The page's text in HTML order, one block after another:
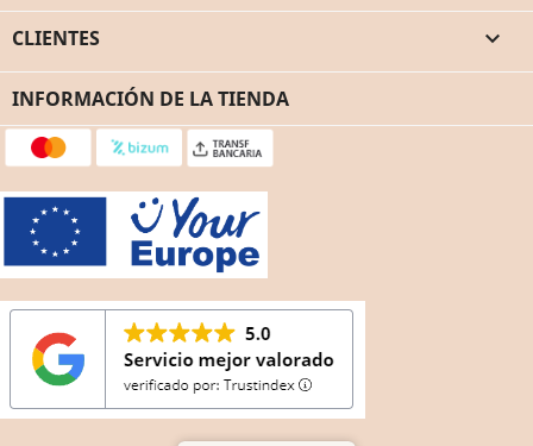
CLIENTES 
INFORMACIÓN DE LA TIENDA